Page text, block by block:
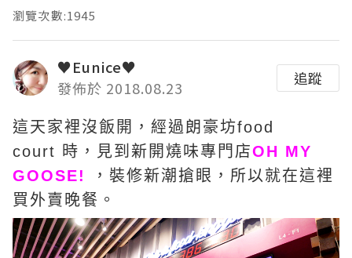
瀏覽次數:1945
♥Eunice♥
發佈於 2018.08.23
追蹤
這天家裡沒飯開，經過朗豪坊food
court 時，見到新開燒味專門店OH MY
GOOSE!
，裝修新潮搶眼，所以就在這裡
買外賣晚餐。